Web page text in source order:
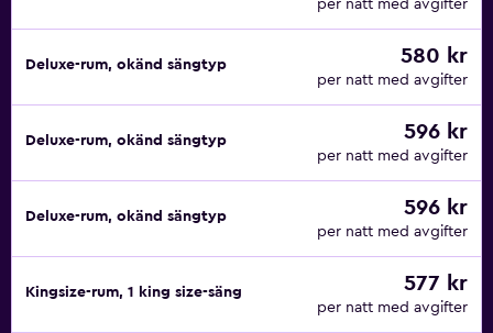
per natt med avgifter
Deluxe-rum, okänd sängtyp 580 kr
per natt med avgifter
Deluxe-rum, okänd sängtyp 596 kr
per natt med avgifter
Deluxe-rum, okänd sängtyp 596 kr
per natt med avgifter
Kingsize-rum, 1 king size-säng 577 kr
per natt med avgifter